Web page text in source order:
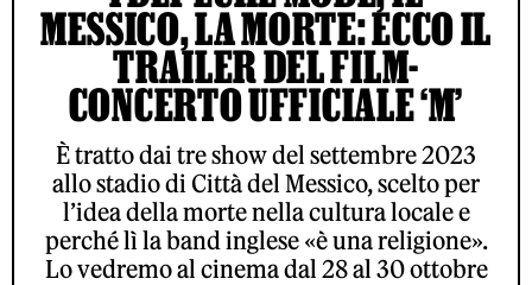
MESSICO, LA MORTE: ECCO IL
TRAILER DEL FILM-
CONCERTO UFFICIALE ‘M’
È tratto dai tre show del settembre 2023
allo stadio di Città del Messico, scelto per
l’idea della morte nella cultura locale e
perché lì la band inglese «è una religione».
Lo vedremo al cinema dal 28 al 30 ottobre